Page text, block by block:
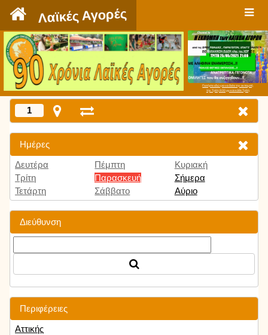
Λαϊκές Αγορές
Πατήστε εδώ για να δείτε την εκπομπή
την Τρίτη 9:00 μμ και κάθε Τρίτη
1
Ημέρες
Δευτέρα
Τρίτη
Τετάρτη
Πέμπτη
Παρασκευή
Σάββατο
Κυριακή
Σήμερα
Αύριο
Διεύθυνση
Περιφέρειες
Αττικής